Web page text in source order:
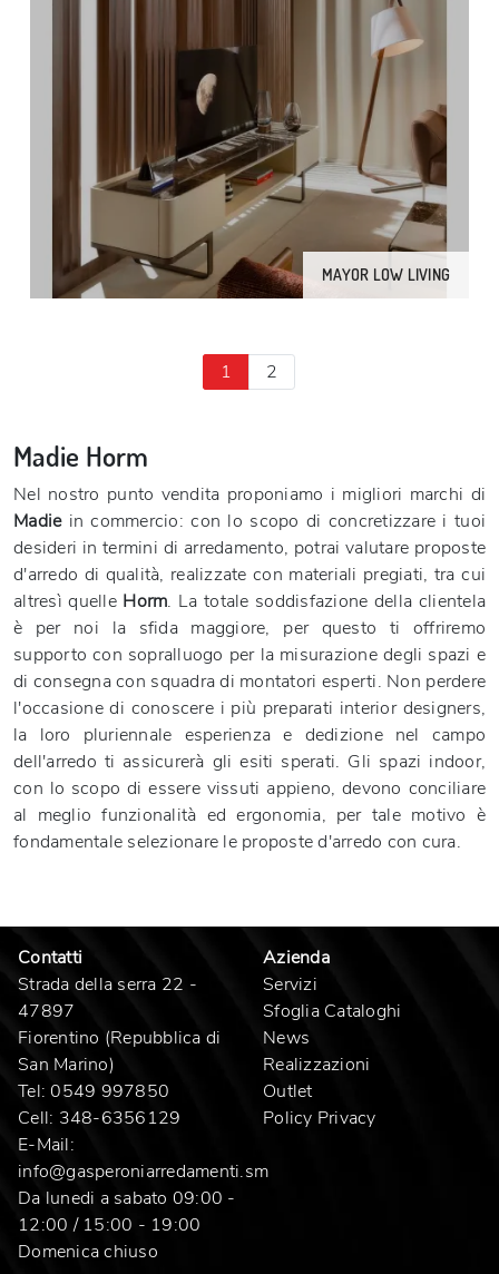
MAYOR LOW LIVING
1 2
Madie Horm
Nel nostro punto vendita proponiamo i migliori marchi di
Madiein commercio: con lo scopo di concretizzare i tuoi
desideri in termini di arredamento, potrai valutare proposte
d'arredo di qualità, realizzate con materiali pregiati, tra cui
altresì quelle Horm. La totale soddisfazione della clientela
è per noi la sfida maggiore, per questo ti offriremo
supporto con sopralluogo per la misurazione degli spazi e
di consegna con squadra di montatori esperti. Non perdere
l'occasione di conoscere i più preparati interior designers,
la loro pluriennale esperienza e dedizione nel campo
dell'arredo ti assicurerà gli esiti sperati. Gli spazi indoor,
con lo scopo di essere vissuti appieno, devono conciliare
al meglio funzionalità ed ergonomia, per tale motivo è
fondamentale selezionare le proposte d'arredo con cura.
Contatti
Strada della serra 22 -
47897
Fiorentino (Repubblica di
San Marino)
Tel: 0549 997850
Cell: 348-6356129
E-Mail:
info@gasperoniarredamenti.sm
Da lunedi a sabato 09:00 -
12:00 / 15:00 - 19:00
Domenica chiuso
Azienda
Servizi
Sfoglia Cataloghi
News
Realizzazioni
Outlet
Policy Privacy